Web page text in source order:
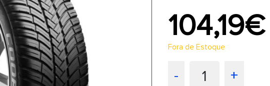
104,19€
Fora de Estoque
- 1 +